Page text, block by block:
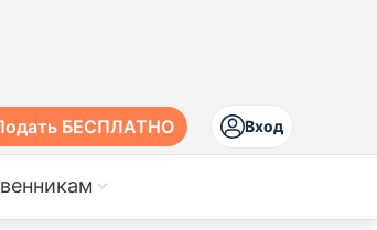
БЕСПЛАТНО Вход